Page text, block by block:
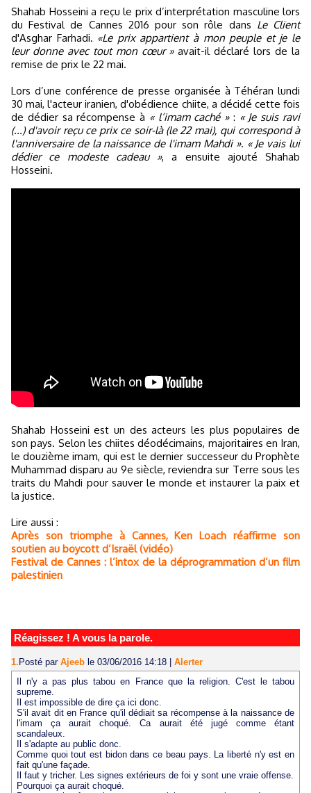
Shahab Hosseini a reçu le prix d’interprétation masculine lors
du Festival de Cannes 2016 pour son rôle dans Le Client
d'Asghar Farhadi. «Le prix appartient à mon peuple et je le
leur donne avec tout mon cœur »avait-il déclaré lors de la
remise de prix le 22 mai.
Lors d’une conférence de presse organisée à Téhéran lundi
30 mai, l'acteur iranien, d'obédience chiite, a décidé cette fois
de dédier sa récompense à « l’imam caché »: « Je suis ravi
(...) d'avoir reçu ce prix ce soir-là (le 22 mai), qui correspond à
l'anniversaire de la naissance de l'imam Mahdi ». « Je vais lui
dédier ce modeste cadeau », a ensuite ajouté Shahab
Hosseini.
Shahab Hosseini est un des acteurs les plus populaires de
son pays. Selon les chiites déodécimains, majoritaires en Iran,
le douzième imam, qui est le dernier successeur du Prophète
Muhammad disparu au 9e siècle, reviendra sur Terre sous les
traits du Mahdi pour sauver le monde et instaurer la paix et
la justice.
Lire aussi :
Après son triomphe à Cannes, Ken Loach réaffirme son
soutien au boycott d’Israël (vidéo)
Festival de Cannes : l’intox de la déprogrammation d’un film
palestinien
Réagissez ! A vous la parole.
1. Posté par Ajeeb le 03/06/2016 14:18
Alerter
Il n'y a pas plus tabou en France que la religion. C'est le tabou
supreme.
Il est impossible de dire ça ici donc.
S'il avait dit en France qu'il dédiait sa récompense à la naissance de
l'imam ça aurait choqué. Ca aurait été jugé comme étant
scandaleux.
Il s'adapte au public donc.
Comme quoi tout est bidon dans ce beau pays. La liberté n'y est en
fait qu'une façade.
Il faut y tricher. Les signes extérieurs de foi y sont une vraie offense.
Pourquoi ça aurait choqué.